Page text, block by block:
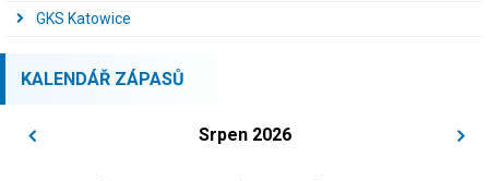
GKS Katowice
KALENDÁŘ ZÁPASŮ
Srpen 2026